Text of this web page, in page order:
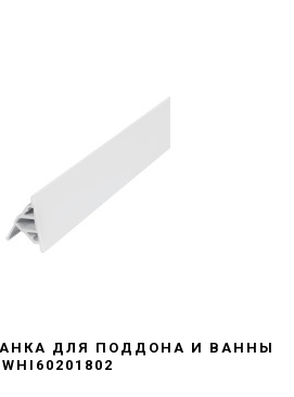
ДЛЯ ПОДДОНА И ВАННЫ
WHI60201802